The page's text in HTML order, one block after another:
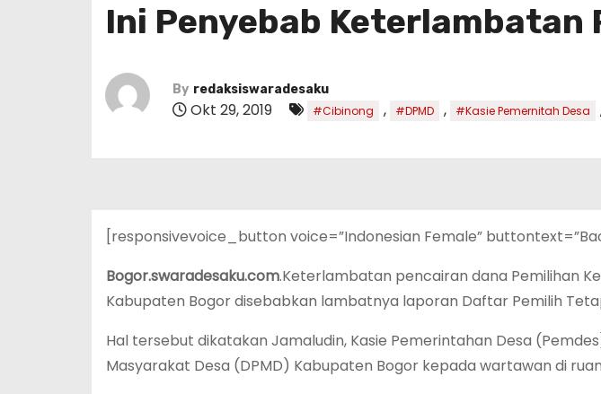
Ini Penyebab Keterlambatan
By redaksiswaradesaku
Okt 29, 2019 #Cibinong , #DPMD , #Kasie Pemernitah Desa
[responsivevoice_button voice=”Indonesian Female”
Bogor.swaradesaku.com.Keterlambatan pencairan dana Pemilihan
Kabupaten Bogor disebabkan lambatnya laporan Daftar Pemilih
Hal tersebut dikatakan Jamaludin, Kasie Pemerintahan Desa
Masyarakat Desa (DPMD) Kabupaten Bogor kepada wartawan di